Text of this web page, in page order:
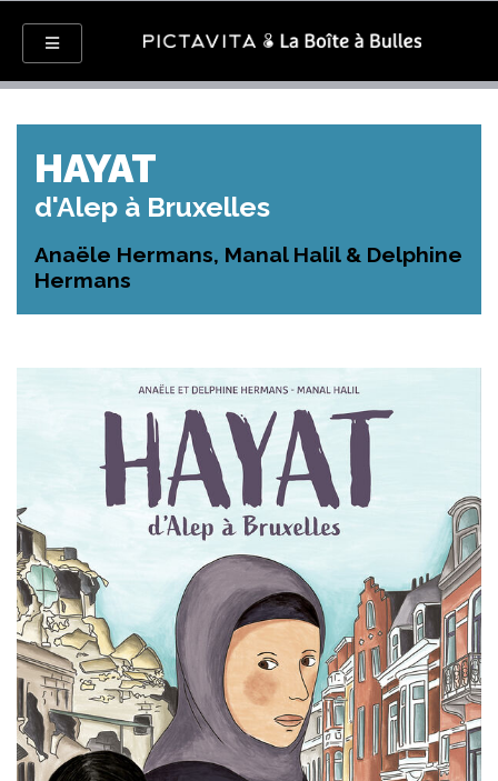
HAYAT
d'Alep à Bruxelles
Anaële Hermans, Manal Halil & Delphine
Hermans